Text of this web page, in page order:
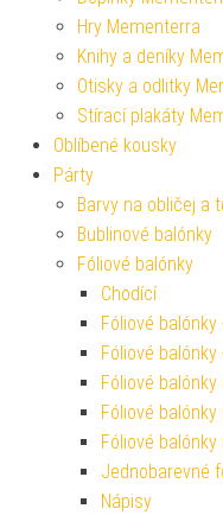
Hry Mementerra
Knihy a deníky
Otisky a odlitky
Stírací plakáty
Oblíbené kousky
Párty
Barvy na obličej a
Bublinové balónky
Fóliové balónky
Chodící
Fóliové
Fóliové
Fóliové
Fóliové
Fóliové
Jednobarevné
Nápisy